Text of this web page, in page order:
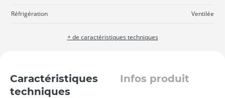
Réfrigération Ventilée
+ de caractéristiques techniques
Caractéristiques
techniques
Infos produit